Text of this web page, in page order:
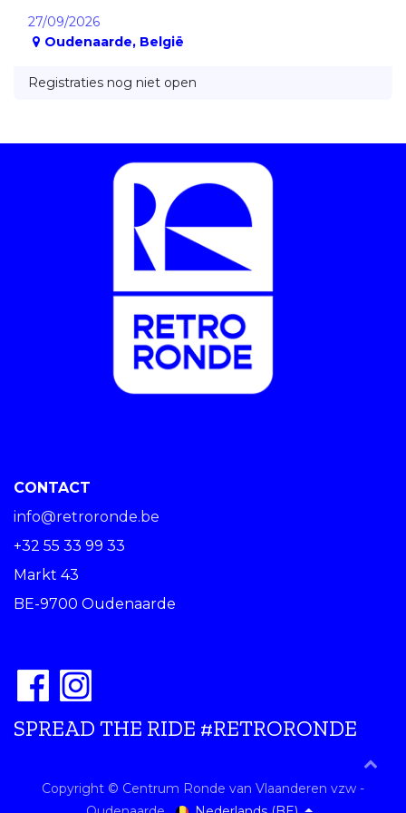
27/09/2026
Oudenaarde, België
Registraties nog niet open
CONTACT
info@retroronde.be
+32 55 33 99 33
Markt 43
BE-9700 Oudenaarde
SPREAD THE RIDE #RETRORONDE
Copyright © Centrum Ronde van Vlaanderen vzw -